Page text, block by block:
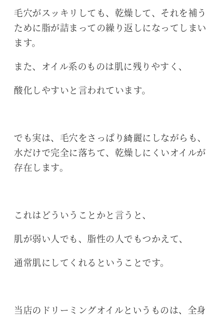
毛穴がスッキリしても、乾燥して、それを補う
ために脂が詰まっての繰り返しになってしまい
ます。
また、オイル系のものは肌に残りやすく、
酸化しやすいと言われています。
でも実は、毛穴をさっぱり綺麗にしながらも、
水だけで完全に落ちて、乾燥しにくいオイルが
存在します。
これはどういうことかと言うと、
肌が弱い人でも、脂性の人でもつかえて、
通常肌にしてくれるということです。
当店のドリーミングオイルというものは、全身